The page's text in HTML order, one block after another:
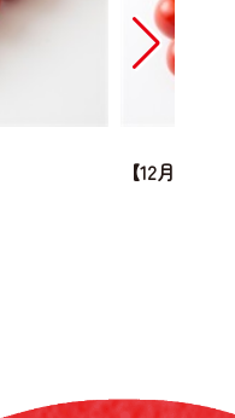
【12月～6